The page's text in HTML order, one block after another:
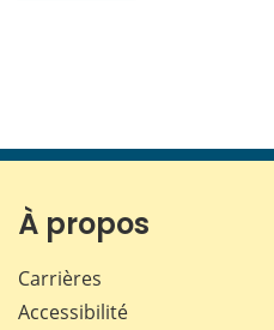
À propos
Carrières
Accessibilité